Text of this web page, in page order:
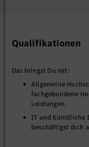
Qualifikationen
Das bringst Du mit:
Allgemeine
fachgebundene
Leistungen.
IT und Künstliche
beschäftigst dich